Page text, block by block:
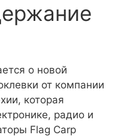
о новой
от компании
которая
радио и
Flag Carp